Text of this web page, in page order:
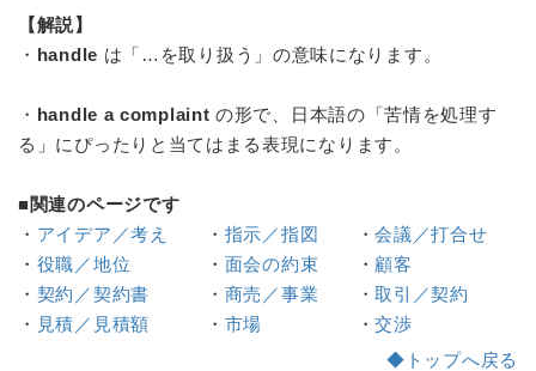
【解説】
・ handle は「…を取り扱う」の意味になります。
・ handle a complaint の形で、日本語の「苦情を処理す
る」にぴったりと当てはまる表現になります。
■関連のページです
・ アイデア／考え ・ 指示／指図 ・会議／打合せ
・ 役職／地位 ・ 面会の約束 ・ 顧客
・ 契約／契約書 ・ 商売／事業 ・取引／契約
・ 見積／見積額 ・ 市場 ・交渉
◆トップへ戻る